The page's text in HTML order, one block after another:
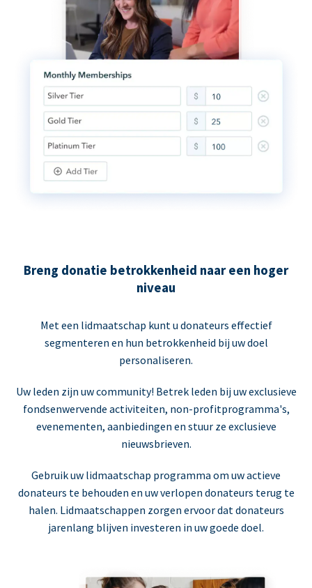
Breng donatie betrokkenheid naar een hoger
niveau
Met een lidmaatschap kunt u donateurs effectief
segmenteren en hun betrokkenheid bij uw doel
personaliseren.
Uw leden zijn uw community! Betrek leden bij uw exclusieve
fondsenwervende activiteiten, non-profitprogramma's,
evenementen, aanbiedingen en stuur ze exclusieve
nieuwsbrieven.
Gebruik uw lidmaatschap programma om uw actieve
donateurs te behouden en uw verlopen donateurs terug te
halen. Lidmaatschappen zorgen ervoor dat donateurs
jarenlang blijven investeren in uw goede doel.